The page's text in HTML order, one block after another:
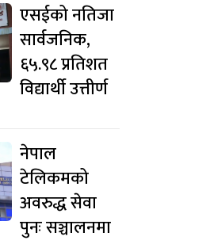
एसईको नतिजा
सार्वजनिक,
६५.९८ प्रतिशत
विद्यार्थी उत्तीर्ण
नेपाल
टेलिकमको
अवरुद्ध सेवा
पुनः सञ्चालनमा